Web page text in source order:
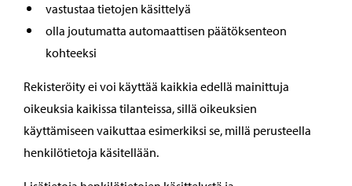
vastustaa tietojen käsittelyä
olla joutumatta automaattisen päätöksenteon
kohteeksi
Rekisteröity ei voi käyttää kaikkia edellä mainittuja
oikeuksia kaikissa tilanteissa, sillä oikeuksien
käyttämiseen vaikuttaa esimerkiksi se, millä perusteella
henkilötietoja käsitellään.